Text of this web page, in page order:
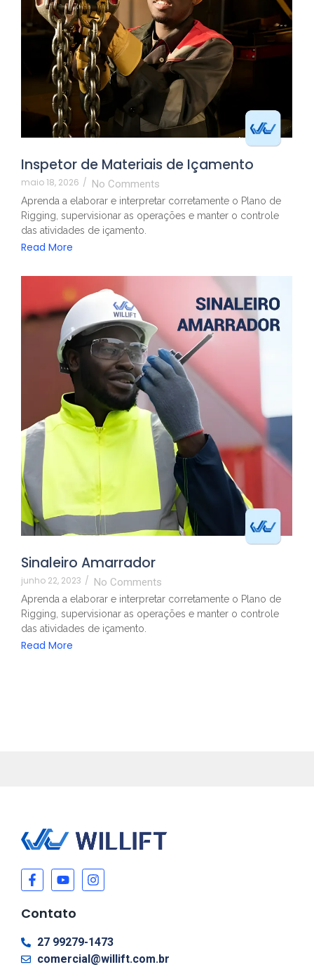
Inspetor de Materiais de Içamento
maio 18, 2026 / No Comments
Aprenda a elaborar e interpretar corretamente o Plano de
Rigging, supervisionar as operações e manter o controle
das atividades de içamento.
Read More
Sinaleiro Amarrador
junho 22, 2023 / No Comments
Aprenda a elaborar e interpretar corretamente o Plano de
Rigging, supervisionar as operações e manter o controle
das atividades de içamento.
Read More
Contato
27 99279-1473
comercial@willift.com.br